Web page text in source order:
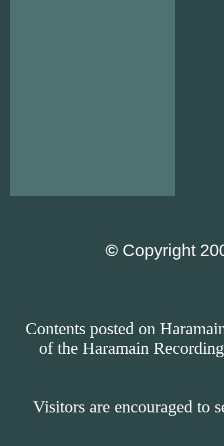
© Copyright
Contents posted on
of the Haramain
Visitors are encouraged to